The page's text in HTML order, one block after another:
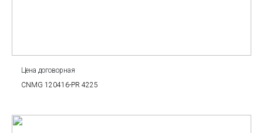
Цена договорная
CNMG 120416-PR 4225